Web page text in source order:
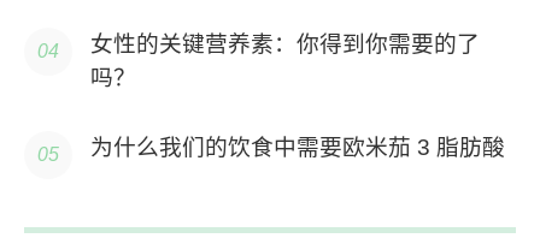
女性的关键营养素：你得到你需要的了
吗？
为什么我们的饮食中需要欧米茄 3 脂肪酸